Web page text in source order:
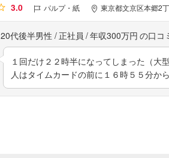
3.0 パルプ・紙 東京都文京区本郷2
20代後半男性 正社員 年収300万円
１回だけ２２時半になってしまった（大
人はタイムカードの前に１６時５５分か